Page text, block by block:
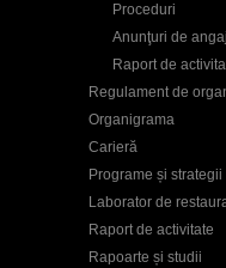
Proceduri
Anunţuri de
Raport de
Regulament de
Organigrama
Carieră
Programe și strategii
Laborator de
Raport de activitate
Rapoarte și studii